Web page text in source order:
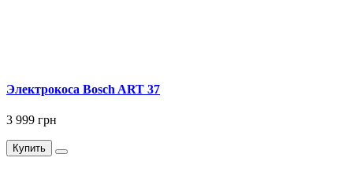
Электрокоса Bosch ART 37
3 999 грн
Купить